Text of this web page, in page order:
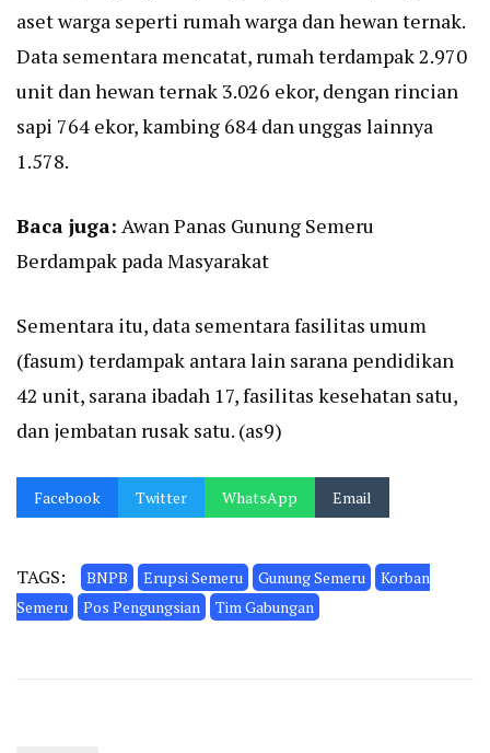
aset warga seperti rumah warga dan hewan ternak.
Data sementara mencatat, rumah terdampak 2.970
unit dan hewan ternak 3.026 ekor, dengan rincian
sapi 764 ekor, kambing 684 dan unggas lainnya
1.578.
Baca juga: Awan Panas Gunung Semeru
Berdampak pada Masyarakat
Sementara itu, data sementara fasilitas umum
(fasum) terdampak antara lain sarana pendidikan
42 unit, sarana ibadah 17, fasilitas kesehatan satu,
dan jembatan rusak satu. (as9)
Facebook Twitter WhatsApp Email
TAGS: BNPB Erupsi Semeru Gunung Semeru
Korban
Semeru
Pos Pengungsian Tim Gabungan